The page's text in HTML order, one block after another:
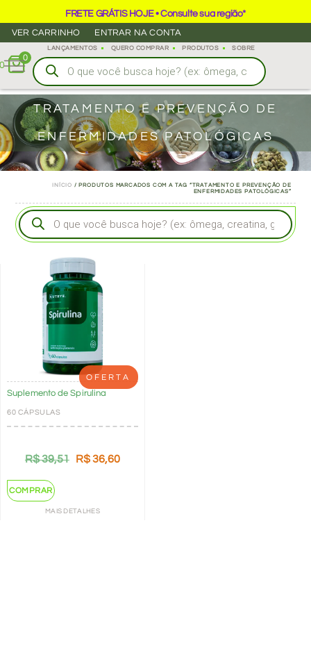
FRETE GRÁTIS HOJE • Consulte sua região*
VER CARRINHO
ENTRAR NA CONTA
LANÇAMENTOS QUERO COMPRAR PRODUTOS SOBRE
0
TRATAMENTO E PREVENÇÃO DE
ENFERMIDADES PATOLÓGICAS
INÍCIO / PRODUTOS MARCADOS COM A TAG “TRATAMENTO E PREVENÇÃO DE
ENFERMIDADES PATOLÓGICAS”
OFERTA
Suplemento de Spirulina
60 CÁPSULAS
R$39,51 R$36,60
COMPRAR
MAIS DETALHES